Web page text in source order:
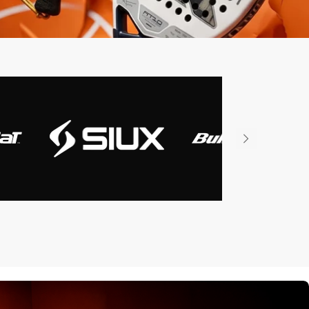
Wilson
Slazenger